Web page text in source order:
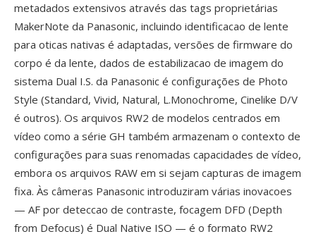
metadados extensivos através das tags proprietárias
MakerNote da Panasonic, incluindo identificacao de lente
para oticas nativas é adaptadas, versões de firmware do
corpo é da lente, dados de estabilizacao de imagem do
sistema Dual I.S. da Panasonic é configurações de Photo
Style (Standard, Vivid, Natural, L.Monochrome, Cinelike D/V
é outros). Os arquivos RW2 de modelos centrados em
vídeo como a série GH também armazenam o contexto de
configurações para suas renomadas capacidades de vídeo,
embora os arquivos RAW em si sejam capturas de imagem
fixa. Às câmeras Panasonic introduziram várias inovacoes
— AF por deteccao de contraste, focagem DFD (Depth
from Defocus) é Dual Native ISO — é o formato RW2